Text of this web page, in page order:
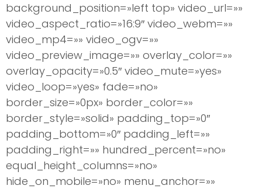
background_position=»left top» video_url=»»
video_aspect_ratio=»16:9″ video_webm=»»
video_mp4=»» video_ogv=»»
video_preview_image=»» overlay_color=»»
overlay_opacity=»0.5″ video_mute=»yes»
video_loop=»yes» fade=»no»
border_size=»0px» border_color=»»
border_style=»solid» padding_top=»0″
padding_bottom=»0″ padding_left=»»
padding_right=»» hundred_percent=»no»
equal_height_columns=»no»
hide_on_mobile=»no» menu_anchor=»»